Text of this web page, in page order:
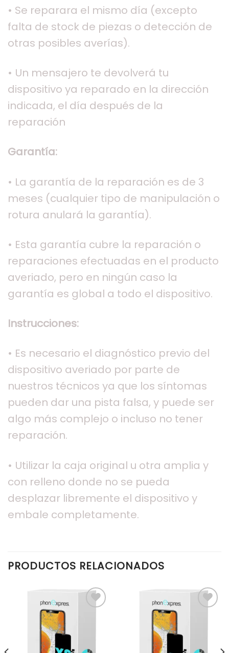
• Se reparara el mismo día (excepto
falta de stock de piezas o detección de
otras posibles averías).
• Un mensajero te devolverá tu
dispositivo ya reparado en la dirección
indicada, el día después de la
reparación
Garantía:
• La garantía de la reparación es de 3
meses (cualquier tipo de manipulación o
rotura anulará la garantía).
• Esta garantía cubre la reparación o
reparaciones efectuadas en el producto
averiado, pero en ningún caso la
garantía es global a todo el dispositivo.
Instrucciones:
• Es necesario el diagnóstico previo del
dispositivo averiado por parte de
nuestros técnicos ya que los síntomas
pueden dar una pista falsa, y puede ser
algo más complejo o incluso no tener
reparación.
• Utilizar la caja original u otra amplia y
con relleno donde no se pueda
desplazar libremente el dispositivo y
embale completamente.
PRODUCTOS RELACIONADOS